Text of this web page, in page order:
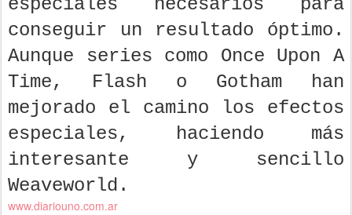
especiales necesarios para
conseguir un resultado óptimo.
Aunque series como Once Upon A
Time, Flash o Gotham han
mejorado el camino los efectos
especiales, haciendo más
interesante y sencillo
Weaveworld.
www.diariouno.com.ar